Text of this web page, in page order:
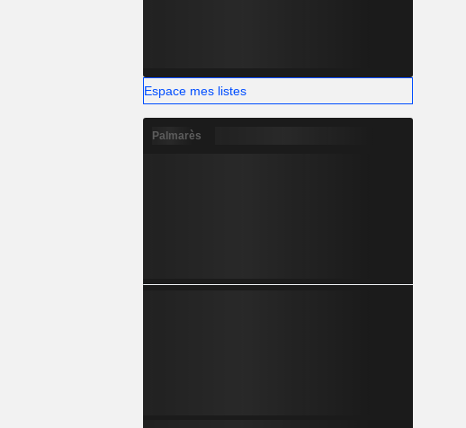
Espace mes listes
Palmarès